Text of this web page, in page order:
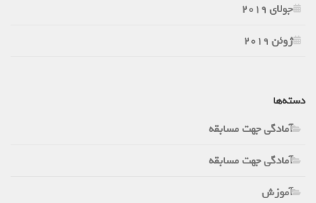
جولای 2019
ژوئن 2019
دسته‌ها
آمادگی جهت مسابقه
آمادگی جهت مسابقه
آموزش